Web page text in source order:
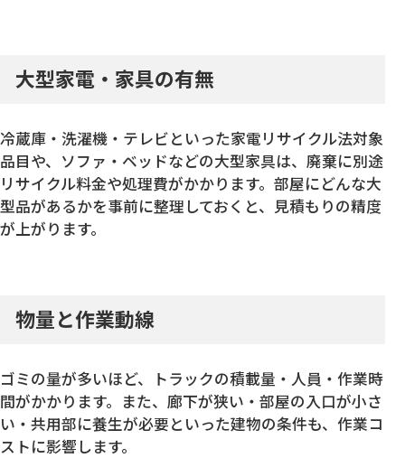
大型家電・家具の有無
冷蔵庫・洗濯機・テレビといった家電リサイクル法対象
品目や、ソファ・ベッドなどの大型家具は、廃棄に別途
リサイクル料金や処理費がかかります。部屋にどんな大
型品があるかを事前に整理しておくと、見積もりの精度
が上がります。
物量と作業動線
ゴミの量が多いほど、トラックの積載量・人員・作業時
間がかかります。また、廊下が狭い・部屋の入口が小さ
い・共用部に養生が必要といった建物の条件も、作業コ
ストに影響します。